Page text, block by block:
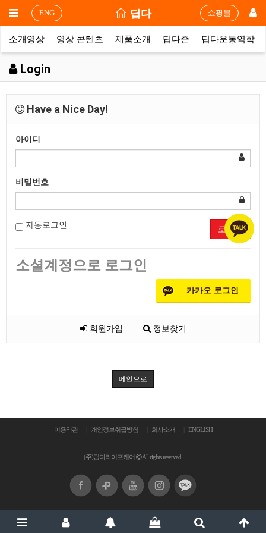
ENG 딥다 쇼핑몰
소개영상 영상 콘텐츠 제품소개 딥다존 딥다운동역학
Login
Have a Nice Day!
아이디
비밀번호
자동로그인 로그인
소셜계정으로 로그인
카카오 로그인
회원가입 정보찾기
메인으로
이용약관 개인정보취급방침 회사소개 ENGLISH
(주)딥다라이프케어 All rights reserved.